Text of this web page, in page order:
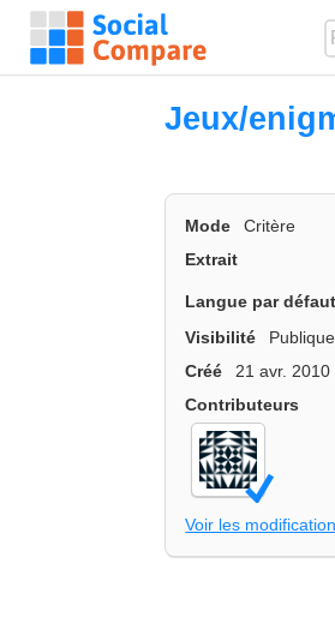
Jeux/
Mode Critère
Extrait
Langue par défaut
Visibilité
Publique
Créé
21 avr. 2010
Contributeurs
Voir les